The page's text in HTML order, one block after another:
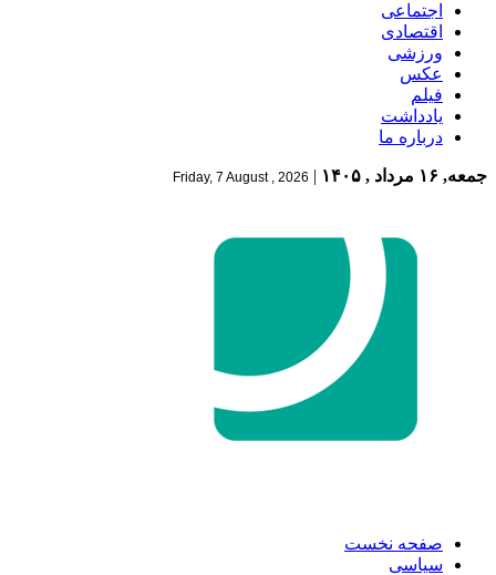
اجتماعی
اقتصادی
ورزشی
عکس
فیلم
یادداشت
درباره ما
جمعه, ۱۶ مرداد , ۱۴۰۵ |
Friday, 7 August , 2026
صفحه نخست
سیاسی